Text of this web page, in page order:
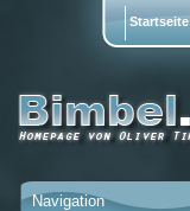
Navigation
Startseite